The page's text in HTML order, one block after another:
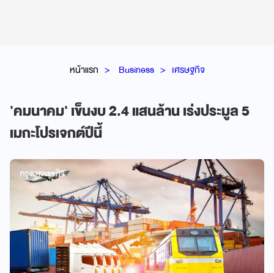
หน้าแรก Business เศรษฐกิจ
'คมนาคม' เข็นงบ 2.4 แสนล้าน เร่งประมูล 5
เมกะโปรเจกต์ปีนี้